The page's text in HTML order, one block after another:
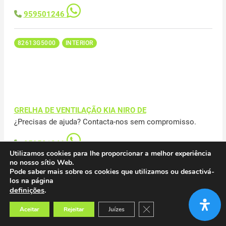
959501246
82613G5000 INTERIOR
GRELHA DE VENTILAÇÃO KIA NIRO DE
¿Precisas de ajuda? Contacta-nos sem compromisso.
959501246
84795G5000 INTERIOR
Utilizamos cookies para lhe proporcionar a melhor experiência
no nosso sítio Web.
Pode saber mais sobre os cookies que utilizamos ou desactivá-
los na página
definições.
Aceitar Rejeitar Juízes Close GDPR Cookie Banner